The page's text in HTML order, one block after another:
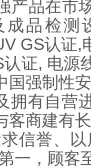
产品在市
成品检测
GS认证,
证, 电源
国强制性
拥有自营
客商建有
信誉、
一，顾客